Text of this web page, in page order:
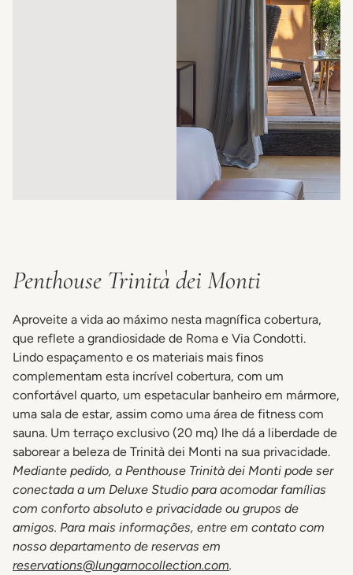
Penthouse Trinità dei Monti
Aproveite a vida ao máximo nesta magnífica cobertura,
que reflete a grandiosidade de Roma e Via Condotti.
Lindo espaçamento e os materiais mais finos
complementam esta incrível cobertura, com um
confortável quarto, um espetacular banheiro em mármore,
uma sala de estar, assim como uma área de fitness com
sauna. Um terraço exclusivo (20 mq) lhe dá a liberdade de
saborear a beleza de Trinità dei Monti na sua privacidade.
Mediante pedido, a Penthouse Trinità dei Monti pode ser
conectada a um Deluxe Studio para acomodar famílias
com conforto absoluto e privacidade ou grupos de
amigos. Para mais informações, entre em contato com
nosso departamento de reservas em
reservations@lungarnocollection.com.